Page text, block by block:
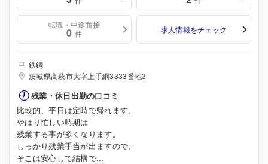
転職・中途面接
0 件 求人情報をチェック
鉄鋼
茨城県高萩市大字上手綱3333番地3
残業・休日出勤の口コミ
比較的、平日は定時で帰れます。
やはり忙しい時期は
残業する事が多くなります。
しっかり残業手当が出ますので、
そこは安心して結構で...